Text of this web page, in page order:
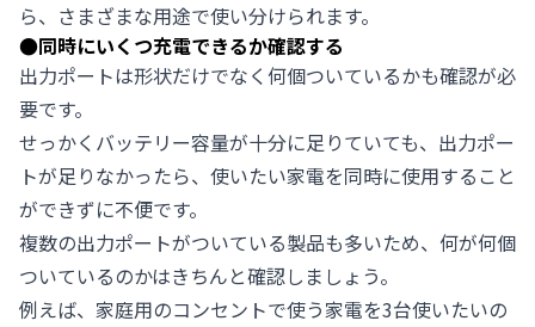
ら、さまざまな用途で使い分けられます。
●同時にいくつ充電できるか確認する
出力ポートは形状だけでなく何個ついているかも確認が必
要です。
せっかくバッテリー容量が十分に足りていても、出力ポー
トが足りなかったら、使いたい家電を同時に使用すること
ができずに不便です。
複数の出力ポートがついている製品も多いため、何が何個
ついているのかはきちんと確認しましょう。
例えば、家庭用のコンセントで使う家電を3台使いたいの